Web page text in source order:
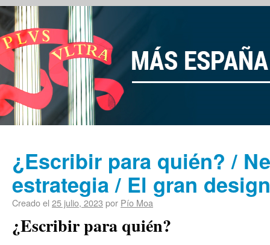
¿Escribir para quién? /
estrategia / El gran
Creado el 25 julio, 2023 por Pío Moa
¿Escribir para quién?